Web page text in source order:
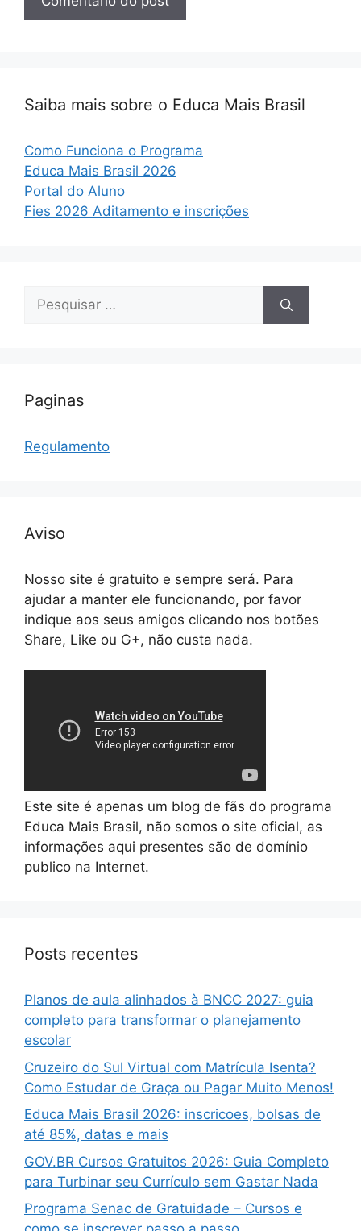
Saiba mais sobre o Educa Mais Brasil
Como Funciona o Programa
Educa Mais Brasil 2026
Portal do Aluno
Fies 2026 Aditamento e inscrições
Pesquisar
Paginas
Regulamento
Aviso
Nosso site é gratuito e sempre será. Para
ajudar a manter ele funcionando, por favor
indique aos seus amigos clicando nos botões
Share, Like ou G+, não custa nada.
Este site é apenas um blog de fãs do programa
Educa Mais Brasil, não somos o site oficial, as
informações aqui presentes são de domínio
publico na Internet.
Posts recentes
Planos de aula alinhados à BNCC 2027: guia
completo para transformar o planejamento
escolar
Cruzeiro do Sul Virtual com Matrícula Isenta?
Como Estudar de Graça ou Pagar Muito Menos!
Educa Mais Brasil 2026: inscricoes, bolsas de
até 85%, datas e mais
GOV.BR Cursos Gratuitos 2026: Guia Completo
para Turbinar seu Currículo sem Gastar Nada
Programa Senac de Gratuidade – Cursos e